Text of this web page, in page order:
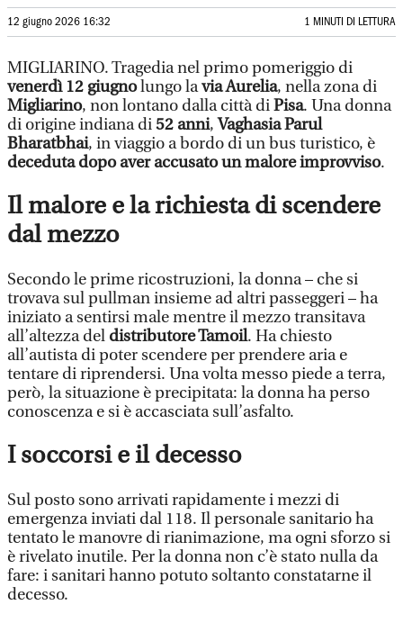
12 giugno 2026 16:32 1 MINUTI DI LETTURA
MIGLIARINO. Tragedia nel primo pomeriggio di
venerdì 12 giugnolungo lavia Aurelia, nella zona di
Migliarino, non lontano dalla città diPisa. Una donna
di origine indiana di52 anni,Vaghasia Parul
Bharatbhai, in viaggio a bordo di un bus turistico, è
deceduta dopo aver accusato un malore improvviso.
Il malore e la richiesta di scendere
dal mezzo
Secondo le prime ricostruzioni, la donna – che si
trovava sul pullman insieme ad altri passeggeri – ha
iniziato a sentirsi male mentre il mezzo transitava
all’altezza del distributore Tamoil. Ha chiesto
all’autista di poter scendere per prendere aria e
tentare di riprendersi. Una volta messo piede a terra,
però, la situazione è precipitata: la donna ha perso
conoscenza e si è accasciata sull’asfalto.
I soccorsi e il decesso
Sul posto sono arrivati rapidamente i mezzi di
emergenza inviati dal 118. Il personale sanitario ha
tentato le manovre di rianimazione, ma ogni sforzo si
è rivelato inutile. Per la donna non c’è stato nulla da
fare: i sanitari hanno potuto soltanto constatarne il
decesso.